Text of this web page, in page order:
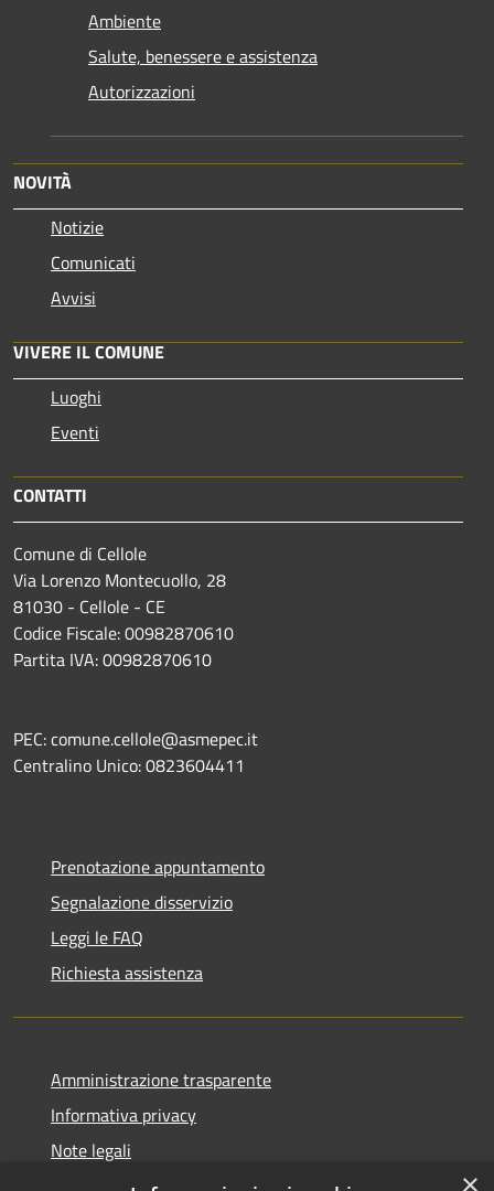
Ambiente
Salute, benessere e assistenza
Autorizzazioni
NOVITÀ
Notizie
Comunicati
Avvisi
VIVERE IL COMUNE
Luoghi
Eventi
CONTATTI
Comune di Cellole
Via Lorenzo Montecuollo, 28
81030 - Cellole - CE
Codice Fiscale: 00982870610
Partita IVA: 00982870610
PEC: comune.cellole@asmepec.it
Centralino Unico: 0823604411
Prenotazione appuntamento
Segnalazione disservizio
Leggi le FAQ
Richiesta assistenza
Amministrazione trasparente
Informativa privacy
Note legali
Dichiarazione di accessibilità